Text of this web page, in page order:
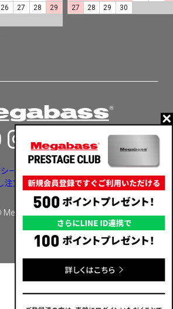
26 27 28
29
27
28 29 30
ーポリシー
注文・いたずら注文等への対応
inc. All rights reserved.